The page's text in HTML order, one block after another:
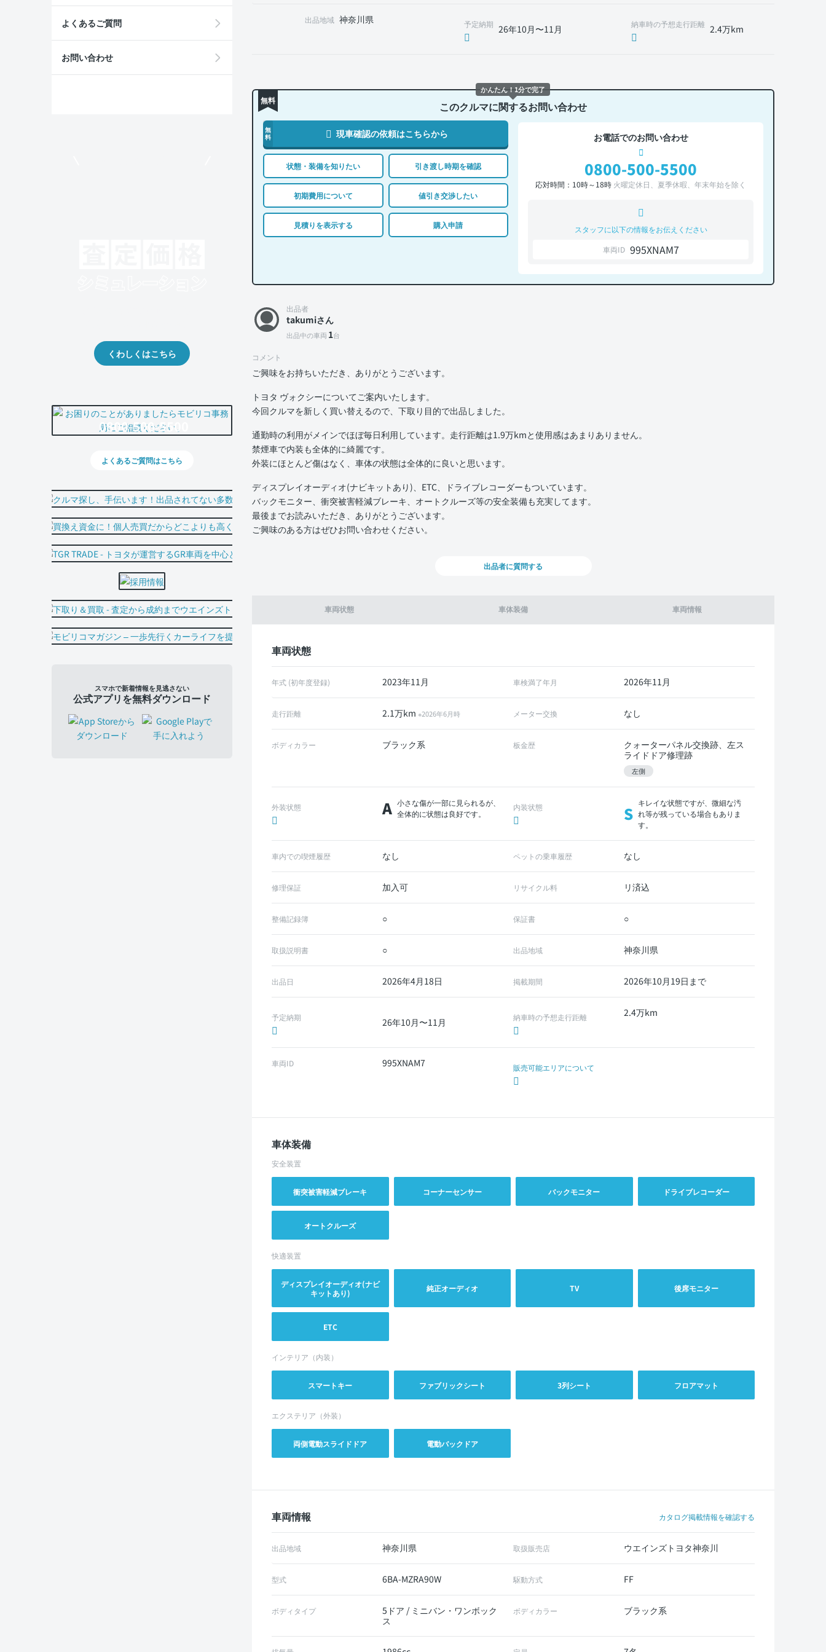
出品地域 神奈川県 予定納期 26年10月〜11月 納車時の予想走行距離 2.4万km
無料 このクルマに関するお問い合わせ
無
料
現車確認の依頼はこちらから
状態・装備を知りたい 引き渡し時期を確認
初期費用について 値引き交渉したい
見積りを表示する 購入申請
お電話でのお問い合わせ
0800-500-5500
応対時間：10時～18時 火曜定休日、夏季休暇、年末年始を除く
スタッフに以下の情報をお伝えください
車両ID 995XNAM7
車両状態 車体装備 車両情報
車両状態
年式 (初年度登録) 2023年11月 車検満了年月 2026年11月
走行距離 2.1万km ※2026年6月時 メーター交換 なし
ボディカラー ブラック系 板金歴
クォーターパネル交換跡、左ス
ライドドア修理跡
左側
外装状態 A 小さな傷が一部に見られるが、
全体的に状態は良好です。
内装状態 S
キレイな状態ですが、微細な汚
れ等が残っている場合もありま
す。
車内での喫煙履歴 なし ペットの乗車履歴 なし
修理保証 加入可 リサイクル料 リ済込
整備記録簿 ○ 保証書 ○
取扱説明書 ○ 出品地域 神奈川県
出品日 2026年4月18日 掲載期間 2026年10月19日まで
予定納期 26年10月〜11月 納車時の予想走行距離 2.4万km
車両ID 995XNAM7 販売可能エリアについて
車体装備
安全装置
衝突被害軽減ブレーキ コーナーセンサー バックモニター ドライブレコーダー
オートクルーズ
快適装置
ディスプレイオーディオ(ナビ
キットあり)
純正オーディオ TV 後席モニター
ETC
インテリア（内装）
スマートキー ファブリックシート 3列シート フロアマット
エクステリア（外装）
両側電動スライドドア 電動バックドア
車両情報 カタログ掲載情報を確認する
出品地域 神奈川県 取扱販売店 ウエインズトヨタ神奈川
型式 6BA-MZRA90W 駆動方式 FF
ボディタイプ
5ドア / ミニバン・ワンボック
ス
ボディカラー ブラック系
出品者
takumiさん
出品中の車両 1台
コメント
ご興味をお持ちいただき、ありがとうございます。
トヨタ ヴォクシーについてご案内いたします。
今回クルマを新しく買い替えるので、下取り目的で出品しました。
通勤時の利用がメインでほぼ毎日利用しています。走行距離は1.9万kmと使用感はあまりありません。
禁煙車で内装も全体的に綺麗です。
外装にほとんど傷はなく、車体の状態は全体的に良いと思います。
ディスプレイオーディオ(ナビキットあり)、ETC、ドライブレコーダーもついています。
バックモニター、衝突被害軽減ブレーキ、オートクルーズ等の安全装備も充実してます。
最後までお読みいただき、ありがとうございます。
ご興味のある方はぜひお問い合わせください。
出品者に質問する
よくあるご質問
お問い合わせ
くわしくはこちら
0800-500-5500
よくあるご質問はこちら
スマホで新着情報を見逃さない
公式アプリを無料ダウンロード
かんたん！1分で完了